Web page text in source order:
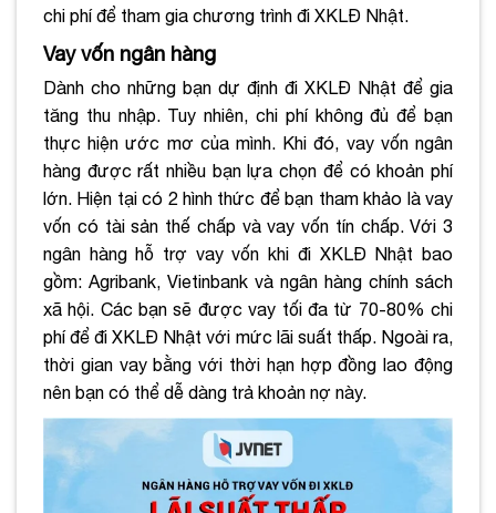
chi phí để tham gia chương trình đi XKLĐ Nhật.
Vay vốn ngân hàng
Dành cho những bạn dự định đi XKLĐ Nhật để gia
tăng thu nhập. Tuy nhiên, chi phí không đủ để bạn
thực hiện ước mơ của mình. Khi đó, vay vốn ngân
hàng được rất nhiều bạn lựa chọn để có khoản phí
lớn. Hiện tại có 2 hình thức để bạn tham khảo là vay
vốn có tài sản thế chấp và vay vốn tín chấp. Với 3
ngân hàng hỗ trợ vay vốn khi đi XKLĐ Nhật bao
gồm: Agribank, Vietinbank và ngân hàng chính sách
xã hội. Các bạn sẽ được vay tối đa từ 70-80% chi
phí để đi XKLĐ Nhật với mức lãi suất thấp. Ngoài ra,
thời gian vay bằng với thời hạn hợp đồng lao động
nên bạn có thể dễ dàng trả khoản nợ này.